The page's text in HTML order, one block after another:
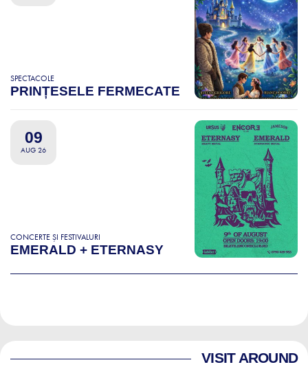
SPECTACOLE
PRINȚESELE FERMECATE
09
AUG 26
CONCERTE ȘI FESTIVALURI
EMERALD + ETERNASY
VISIT AROUND